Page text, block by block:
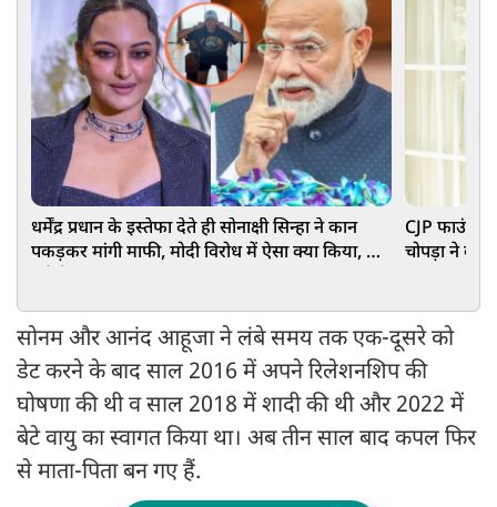
धर्मेंद्र प्रधान के इस्तेफा देते ही सोनाक्षी सिन्हा ने कान
पकड़कर मांगी माफी, मोदी विरोध में ऐसा क्या किया, हो
CJP फाउंडर
चोपड़ा ने
सोनम और आनंद आहूजा ने लंबे समय तक एक-दूसरे को
डेट करने के बाद साल 2016 में अपने रिलेशनशिप की
घोषणा की थी व साल 2018 में शादी की थी और 2022 में
बेटे वायु का स्वागत किया था। अब तीन साल बाद कपल फिर
से माता-पिता बन गए हैं.